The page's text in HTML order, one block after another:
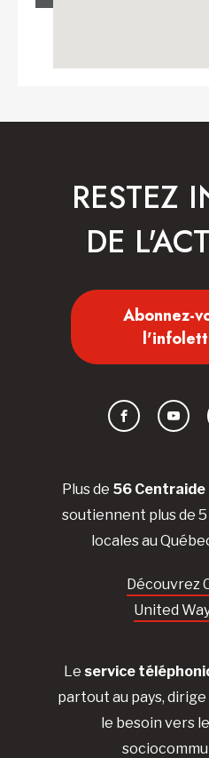
Plus de 56 Centraide
soutiennent plus de
locales au
Découvrez
United
Le service
partout au pays,
le besoin vers
RESTEZ
DE
Abonnez-
Facebook